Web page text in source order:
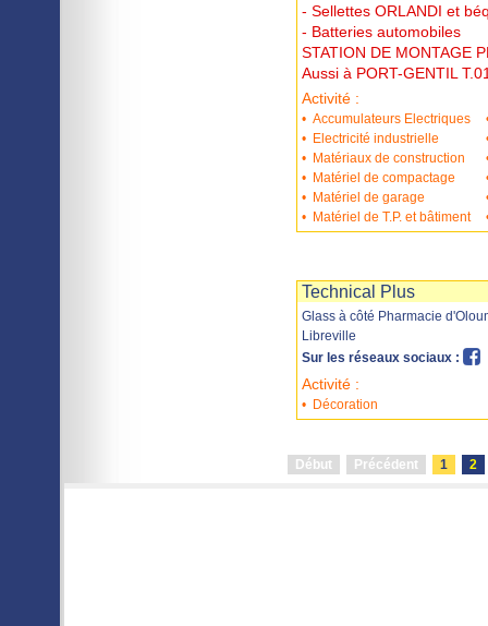
- Sellettes ORLANDI et
- Batteries automobiles
STATION DE MONTAGE
Aussi à PORT-GENTIL
Activité :
• Accumulateurs Electriques
• Electricité industrielle
• Matériaux de construction
• Matériel de compactage
• Matériel de garage
• Matériel de T.P. et bâtiment
Technical Plus
Glass à côté Pharmacie
Libreville
Sur les réseaux sociaux :
Activité :
• Décoration
Début Précédent 1 2